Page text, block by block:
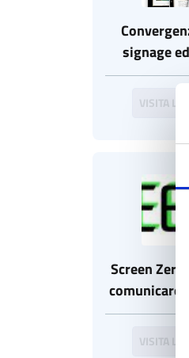
signage
VISITA LA
Screen
comunicare
VISITA LA